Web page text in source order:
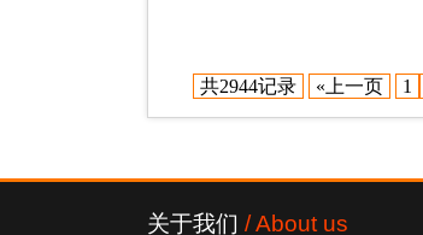
共2944记录 «上一页 1
关于我们 / About us